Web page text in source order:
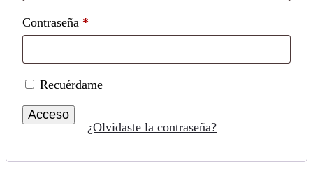
Contraseña *
Recuérdame
Acceso
¿Olvidaste la contraseña?